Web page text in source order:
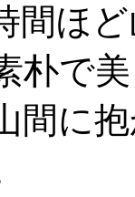
間ほ
朴で
間に